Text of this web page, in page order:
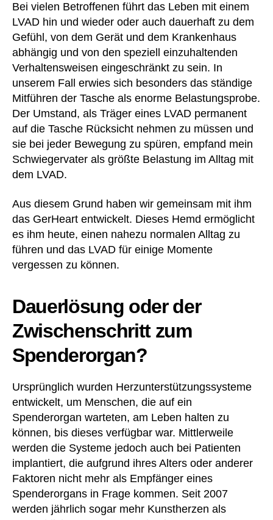
Bei vielen Betroffenen führt das Leben mit einem
LVAD hin und wieder oder auch dauerhaft zu dem
Gefühl, von dem Gerät und dem Krankenhaus
abhängig und von den speziell einzuhaltenden
Verhaltensweisen eingeschränkt zu sein. In
unserem Fall erwies sich besonders das ständige
Mitführen der Tasche als enorme Belastungsprobe.
Der Umstand, als Träger eines LVAD permanent
auf die Tasche Rücksicht nehmen zu müssen und
sie bei jeder Bewegung zu spüren, empfand mein
Schwiegervater als größte Belastung im Alltag mit
dem LVAD.
Aus diesem Grund haben wir gemeinsam mit ihm
das GerHeart entwickelt. Dieses Hemd ermöglicht
es ihm heute, einen nahezu normalen Alltag zu
führen und das LVAD für einige Momente
vergessen zu können.
Dauerlösung oder der
Zwischenschritt zum
Spenderorgan?
Ursprünglich wurden Herzunterstützungssysteme
entwickelt, um Menschen, die auf ein
Spenderorgan warteten, am Leben halten zu
können, bis dieses verfügbar war. Mittlerweile
werden die Systeme jedoch auch bei Patienten
implantiert, die aufgrund ihres Alters oder anderer
Faktoren nicht mehr als Empfänger eines
Spenderorgans in Frage kommen. Seit 2007
werden jährlich sogar mehr Kunstherzen als